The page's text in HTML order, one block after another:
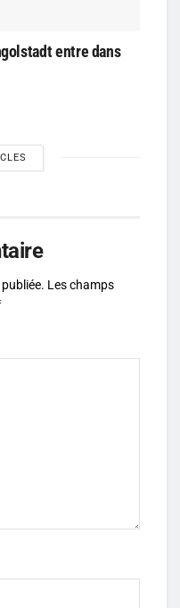
entre dans
Les champs